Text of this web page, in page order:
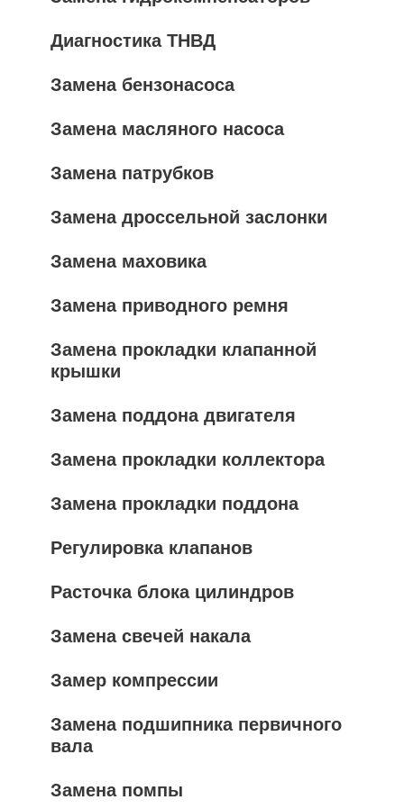
Диагностика ТНВД
Замена бензонасоса
Замена масляного насоса
Замена патрубков
Замена дроссельной заслонки
Замена маховика
Замена приводного ремня
Замена прокладки клапанной
крышки
Замена поддона двигателя
Замена прокладки коллектора
Замена прокладки поддона
Регулировка клапанов
Расточка блока цилиндров
Замена свечей накала
Замер компрессии
Замена подшипника первичного
вала
Замена помпы